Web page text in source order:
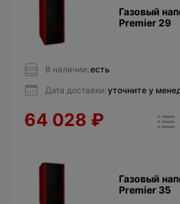
Газовый
Premier 29
В наличии: есть
Дата доставки: уточните у
64 028 ₽
Газовый
Premier 35